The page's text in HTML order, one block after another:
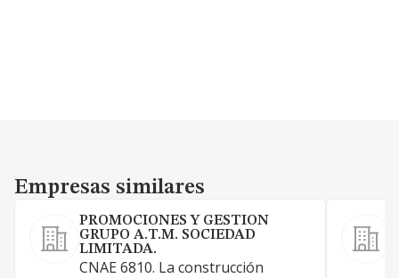
Empresas similares
Empresas similares
PROMOCIONES Y GESTION
GRUPO A.T.M. SOCIEDAD
LIMITADA.
CNAE 6810. La construcción